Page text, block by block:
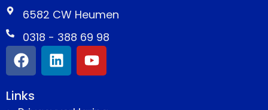
6582 CW Heumen
0318 - 388 69 98
Links